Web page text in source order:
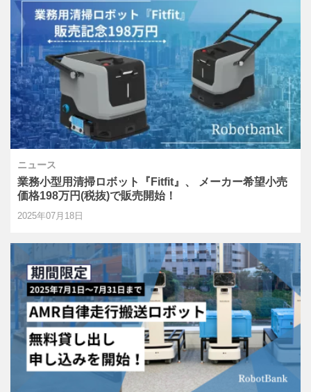
ニュース
業務小型用清掃ロボット『Fitfit』、 メーカー希望小売
価格198万円(税抜)で販売開始！
2025年07月18日